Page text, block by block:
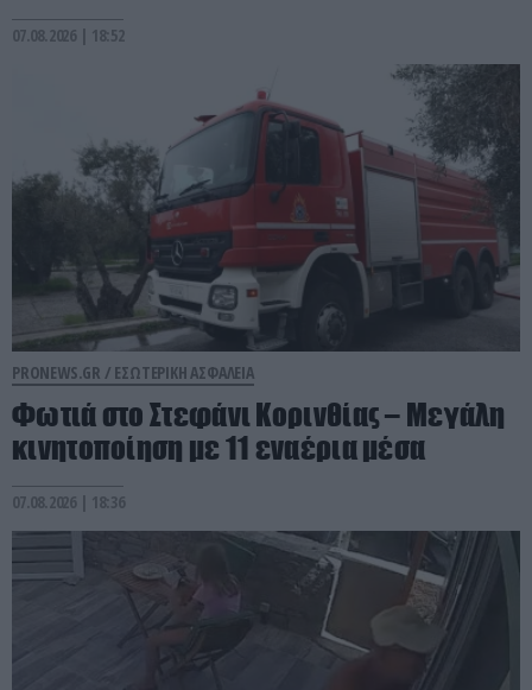
07.08.2026 | 18:52
PRONEWS.GR / ΕΣΩΤΕΡΙΚΗ ΑΣΦΑΛΕΙΑ
Φωτιά στο Στεφάνι Κορινθίας – Μεγάλη
κινητοποίηση με 11 εναέρια μέσα
07.08.2026 | 18:36